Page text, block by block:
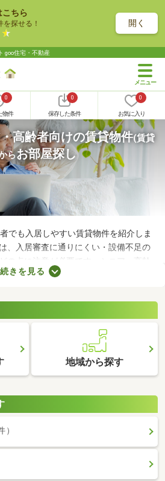
こちら
を探せる！ 開く
goo住宅・不動産
0
物件
0
保存した条件
0
お気に入り
高齢者向けの賃貸物件(賃貸
らお部屋探し
でも入居しやすい賃貸物件を紹介しま
、入居審査に通りにくい・設備不足の
の点に注意が必要です。シニア・高齢
ー仕様が多いので、足腰が悪くても不
を見つけてくださいね。
続きを見る
地域から探す
）